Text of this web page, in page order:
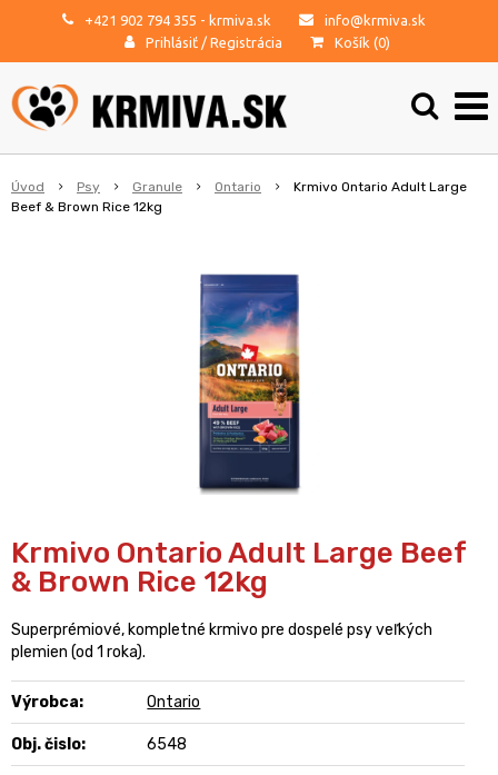
+421 902 794 355 - krmiva.sk
info@krmiva.sk
Prihlásiť / Registrácia Košík (0)
Úvod Psy Granule Ontario
Krmivo Ontario Adult Large
Beef & Brown Rice 12kg
Krmivo Ontario Adult Large Beef
& Brown Rice 12kg
Superprémiové, kompletné krmivo pre dospelé psy veľkých
plemien (od 1 roka).
Výrobca: Ontario
Obj. čislo: 6548